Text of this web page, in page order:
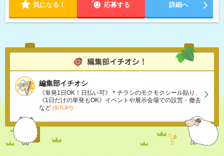
気になる！ 応募する 詳細へ
編集部イチオシ
《単発1日OK！日払い可》＊チラシのモクモクシール貼り、
《1日だけの単発もOK》イベントや展示会場での設営・撤去
など (8/7UP!)